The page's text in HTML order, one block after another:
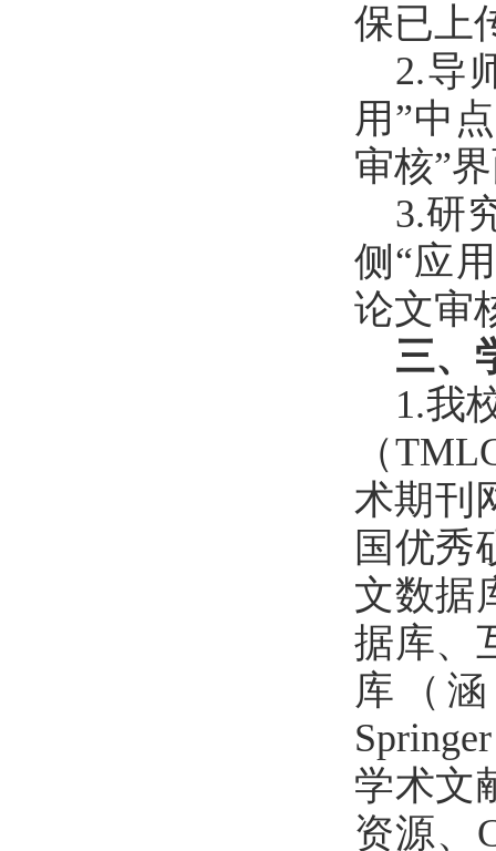
保已上
2.导
用”中
审核”
3.研
侧“应
论文审
三、
1.我
（
术期刊
国优秀
文数据
据库、
库（
学术文
资源、